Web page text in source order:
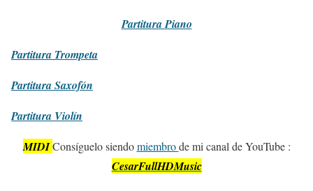
PartituraPiano
Partitura Trompeta
PartituraSaxofón
Partitura Violín
MIDI Consíguelo siendomiembrode mi canal de YouTube :
CesarFullHDMusic